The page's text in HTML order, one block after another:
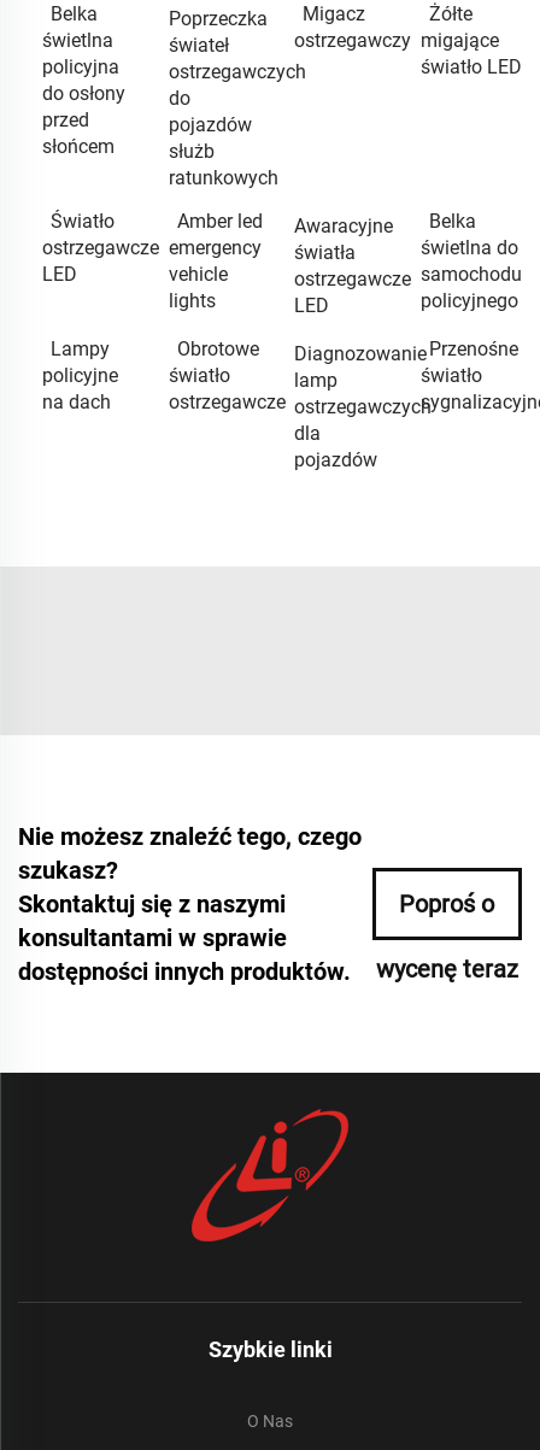
Belka
świetlna
policyjna
do osłony
przed
słońcem
Poprzeczka
świateł
ostrzegawczych
do
pojazdów
służb
ratunkowych
Migacz
ostrzegawczy
Żółte
migające
światło LED
Światło
ostrzegawcze
LED
Amber led
emergency
vehicle
lights
Awaracyjne
światła
ostrzegawcze
LED
Belka
świetlna do
samochodu
policyjnego
Lampy
policyjne
na dach
Obrotowe
światło
ostrzegawcze
Diagnozowanie
lamp
ostrzegawczych
dla
pojazdów
Przenośne
światło
Nie możesz znaleźć tego, czego
szukasz?
Skontaktuj się z naszymi
konsultantami w sprawie
dostępności innych produktów.
Poproś o
wycenę teraz
Szybkie linki
O Nas